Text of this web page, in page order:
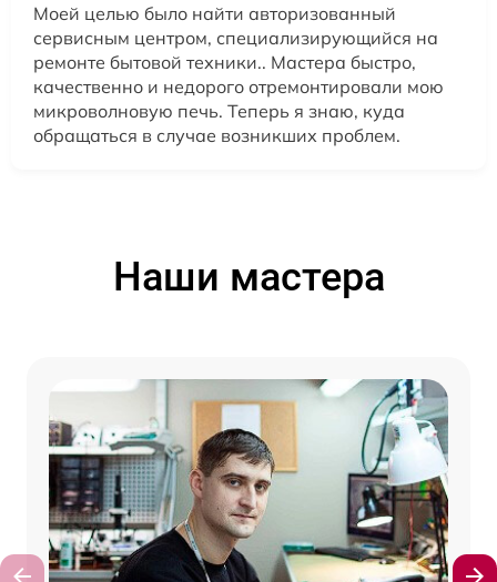
Моей целью было найти авторизованный
сервисным центром, специализирующийся на
ремонте бытовой техники.. Мастера быстро,
качественно и недорого отремонтировали мою
микроволновую печь. Теперь я знаю, куда
обращаться в случае возникших проблем.
Наши мастера